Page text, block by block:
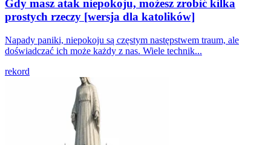
Gdy masz atak niepokoju, możesz zrobić kilka
prostych rzeczy [wersja dla katolików]
Napady paniki, niepokoju są częstym następstwem traum, ale
doświadczać ich może każdy z nas. Wiele technik...
rekord